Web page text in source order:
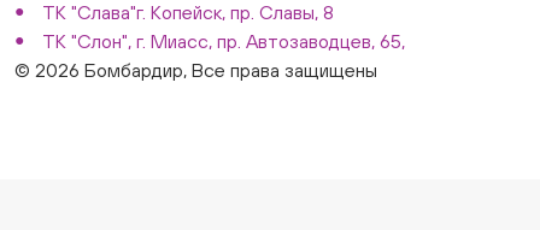
ТК "Слава"г. Копейск, пр. Славы, 8
ТК "Слон", г. Миасс, пр. Автозаводцев, 65,
© 2026 Бомбардир, Все права защищены